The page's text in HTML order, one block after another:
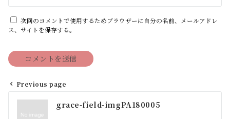
次回のコメントで使用するためブラウザーに自分の名前、メールアドレ
ス、サイトを保存する。
投
Previous page
grace-field-imgPA180005